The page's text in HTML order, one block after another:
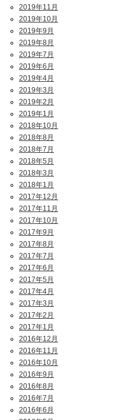
2019年11月
2019年10月
2019年9月
2019年8月
2019年7月
2019年6月
2019年4月
2019年3月
2019年2月
2019年1月
2018年10月
2018年8月
2018年7月
2018年5月
2018年3月
2018年1月
2017年12月
2017年11月
2017年10月
2017年9月
2017年8月
2017年7月
2017年6月
2017年5月
2017年4月
2017年3月
2017年2月
2017年1月
2016年12月
2016年11月
2016年10月
2016年9月
2016年8月
2016年7月
2016年6月